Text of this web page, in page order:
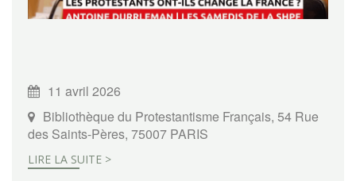
11 avril 2026
Bibliothèque du Protestantisme Français, 54 Rue
des Saints-Pères, 75007 PARIS
LIRE LA SUITE >